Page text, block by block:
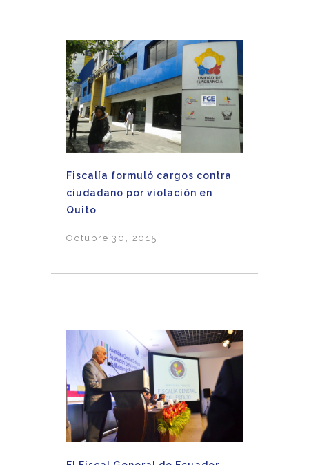
Fiscalía formuló cargos contra
ciudadano por violación en
Quito
Octubre 30, 2015